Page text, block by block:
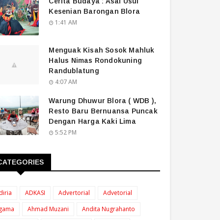
Kesenian Barongan Blora
1:41 AM
Menguak Kisah Sosok Mahluk
Halus Nimas Rondokuning
Randublatung
4:07 AM
Warung Dhuwur Blora ( WDB ),
Resto Baru Bernuansa Puncak
Dengan Harga Kaki Lima
5:52 PM
ADKASI Advertorial
Advetorial
Ahmad Muzani Andita Nugrahanto